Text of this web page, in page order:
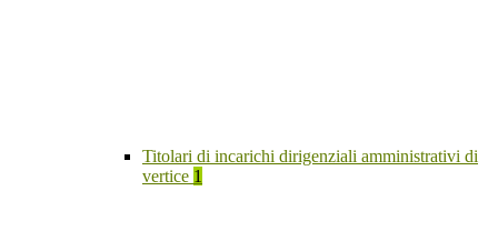
Titolari di incarichi dirigenziali amministrativi di
vertice 1